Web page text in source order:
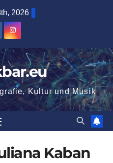
2026
Kultur und Musik
Kaban